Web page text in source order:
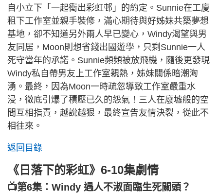
自小立下「一起衝出彩虹邨」的約定。Sunnie在工廈
租下工作室並親手裝修，滿心期待與好姊妹共築夢想
基地，卻不知道另外兩人早已變心，Windy渴望與男
友同居，Moon則想省錢出國遊學，只剩Sunnie一人
死守當年的承諾。Sunnie頻頻被放飛機，隨後更發現
Windy私自帶男友上工作室親熱，姊妹關係暗潮洶
湧。最終，因為Moon一時疏忽導致工作室嚴重水
浸，徹底引爆了積壓已久的怨氣！三人在廢墟般的空
間互相指責，越說越狠，最終宣告友情決裂，從此不
相往來。
返回目錄
《日落下的彩虹》6-10集劇情
📺第6集：Windy 遇人不淑面臨生死關頭？